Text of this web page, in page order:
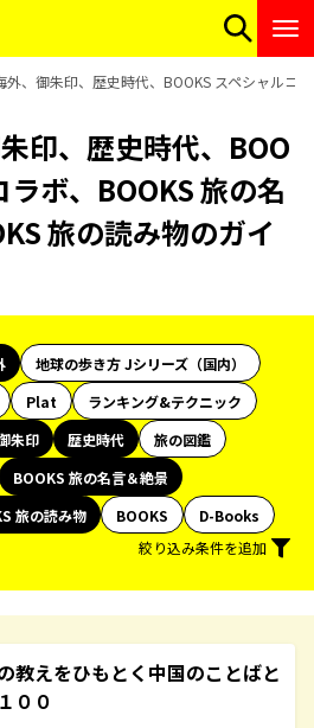
外、御朱印、歴史時代、BOOKS スペシャルコ
印、歴史時代、BOO
ラボ、BOOKS 旅の名
旅の読み物のガイ
地球の歩き方 Jシリーズ（国内）
Plat
ランキング&テクニック
朱印 歴史時代
旅の図鑑
BOOKS 旅の名言＆絶景
旅の読み物 BOOKS
D-Books
絞り込み条件を追加
教えをひもとく中国のことばと
００